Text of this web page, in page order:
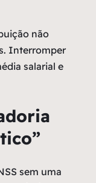
não
Interromper
salarial e
sem uma